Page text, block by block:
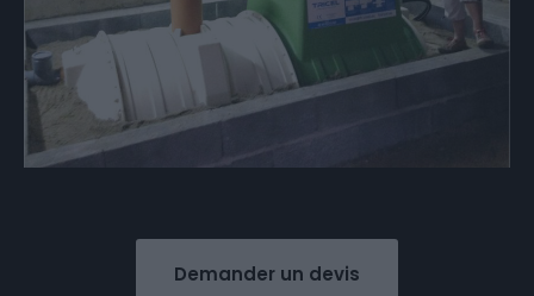
Demander un devis